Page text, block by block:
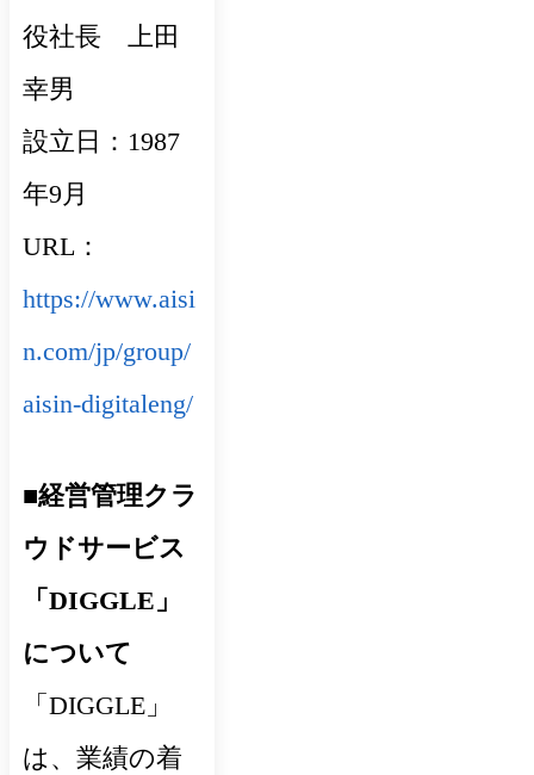
役社長 上田
幸男
設立日：1987
年9月
URL：
https://www.aisi
n.com/jp/group/
aisin-digitaleng/
■経営管理クラ
ウドサービス
「DIGGLE」
について
「DIGGLE」
は、業績の着